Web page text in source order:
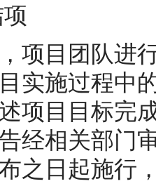
项目团队进
实施过程中
项目目标完
经相关部门
之日起施行